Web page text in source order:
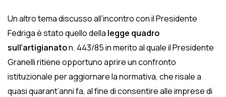
Un altro tema discusso all’incontro con il Presidente
Fedriga è stato quello della legge quadro
sull’artigianaton. 443/85 in merito al quale il Presidente
Granelli ritiene opportuno aprire un confronto
istituzionale per aggiornare la normativa, che risale a
quasi quarant’anni fa, al fine di consentire alle imprese di